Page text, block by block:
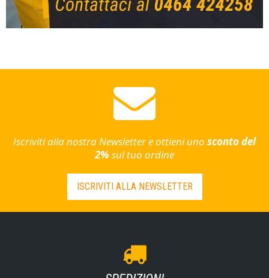
Iscriviti alla nostra Newsletter e ottieni uno sconto del
2% sul tuo ordine
ISCRIVITI ALLA NEWSLETTER